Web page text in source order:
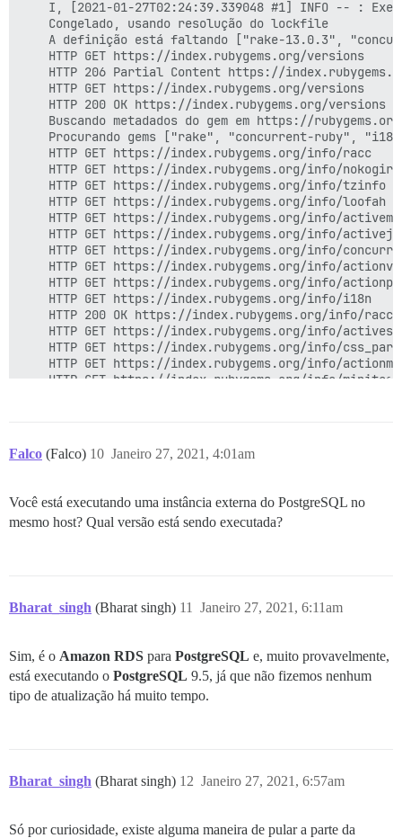
Falco (Falco) Janeiro 27, 2021, 4:01am
10
Você está executando uma instância externa do PostgreSQL no
mesmo host? Qual versão está sendo executada?
Bharat_singh (Bharat singh) Janeiro 27, 2021, 6:11am
11
Sim, é o Amazon RDS para PostgreSQL e, muito provavelmente,
está executando o PostgreSQL 9.5, já que não fizemos nenhum
tipo de atualização há muito tempo.
Bharat_singh (Bharat singh) Janeiro 27, 2021, 6:57am
12
Só por curiosidade, existe alguma maneira de pular a parte da